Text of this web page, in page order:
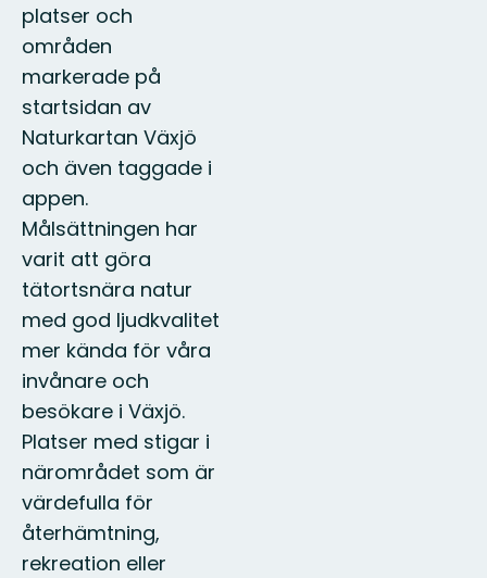
platser och
områden
markerade på
startsidan av
Naturkartan Växjö
och även taggade i
appen.
Målsättningen har
varit att göra
tätortsnära natur
med god ljudkvalitet
mer kända för våra
invånare och
besökare i Växjö.
Platser med stigar i
närområdet som är
värdefulla för
återhämtning,
rekreation eller